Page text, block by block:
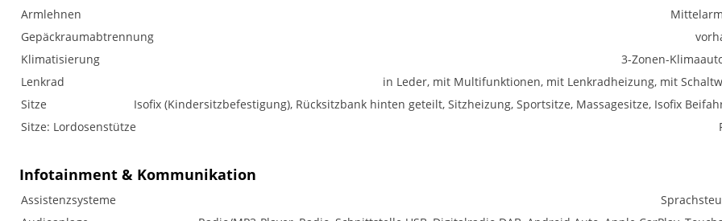
Armlehnen
Gepäckraumabtrennung
Klimatisierung
3-Zonen-
Lenkrad
in Leder, mit Multifunktionen, mit Lenkradheizung, mit
Sitze
Isofix (Kindersitzbefestigung), Rücksitzbank hinten geteilt, Sitzheizung, Sportsitze, Massagesitze, Isofix
Sitze: Lordosenstütze
Infotainment & Kommunikation
Assistenzsysteme